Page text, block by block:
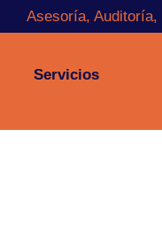
Asesoría,
Servicios